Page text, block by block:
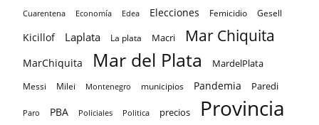
Cuarentena Economía Edea Elecciones Femicidio Gesell
Kicillof Laplata La plata Macri Mar Chiquita
MarChiquita Mar del Plata MardelPlata
Messi Milei Montenegro municipios Pandemia Paredi
Paro PBA Policiales Politica precios Provincia